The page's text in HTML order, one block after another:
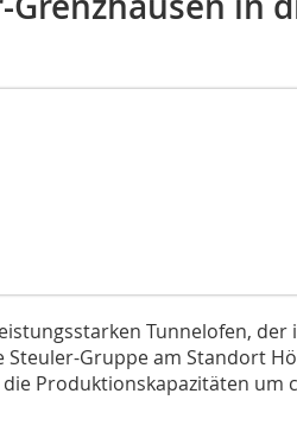
Tunnelofen, der
Steuler-Gruppe am Standort
Produktionskapazitäten um